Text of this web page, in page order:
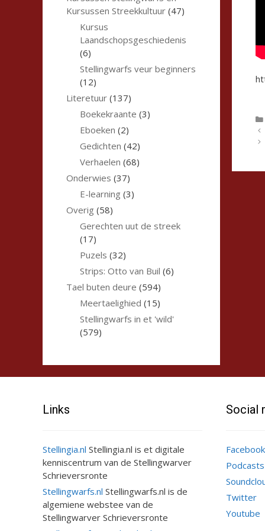
Kursussen Streekkultuur (47)
Kursus
Laandschopsgeschiedenis
(6)
Stellingwarfs veur beginners
(12)
Literetuur (137)
Boekekraante (3)
Eboeken (2)
Gedichten (42)
Verhaelen (68)
Onderwies (37)
E-learning (3)
Overig (58)
Gerechten uut de streek
(17)
Puzels (32)
Strips: Otto van Buil (6)
Tael buten deure (594)
Meertaelighied (15)
Stellingwarfs in et 'wild'
(579)
Links
Stellingia.nl Stellingia.nl is et digitale
kenniscentrum van de Stellingwarver
Schrieversronte
Stellingwarfs.nl Stellingwarfs.nl is de
algemiene webstee van de
Stellingwarver Schrieversronte
Social
Facebook
Podcasts
Twitter
Youtube